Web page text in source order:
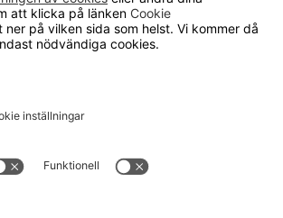
den internationella koncernen
är en av de ledande